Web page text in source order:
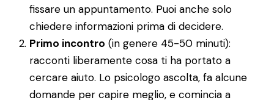
fissare un appuntamento. Puoi anche solo
chiedere informazioni prima di decidere.
Primo incontro (in genere 45-50 minuti):
racconti liberamente cosa ti ha portato a
cercare aiuto. Lo psicologo ascolta, fa alcune
domande per capire meglio, e comincia a